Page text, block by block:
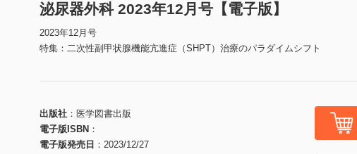
泌尿器外科 2023年12月号【電子版】
2023年12月号
特集：二次性副甲状腺機能亢進症（SHPT）治療のパラダイムシフト
出版社
医学図書出版
電子版ISBN
電子版発売日
2023/12/27